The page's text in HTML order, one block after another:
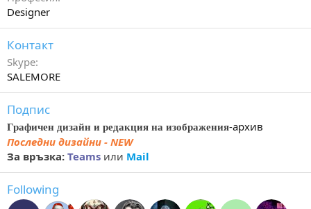
Designer
Контакт
Skype
SALEMORE
Подпис
Графичен дизайн и редакция на изображения-архив
Последни дизайни - NEW
За връзка: Teams или Mail
Following